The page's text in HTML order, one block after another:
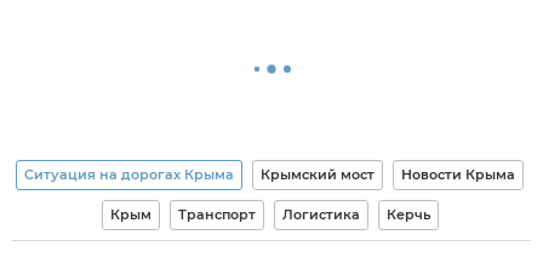
Ситуация на дорогах Крыма Крымский мост Новости Крыма
Крым Транспорт Логистика Керчь